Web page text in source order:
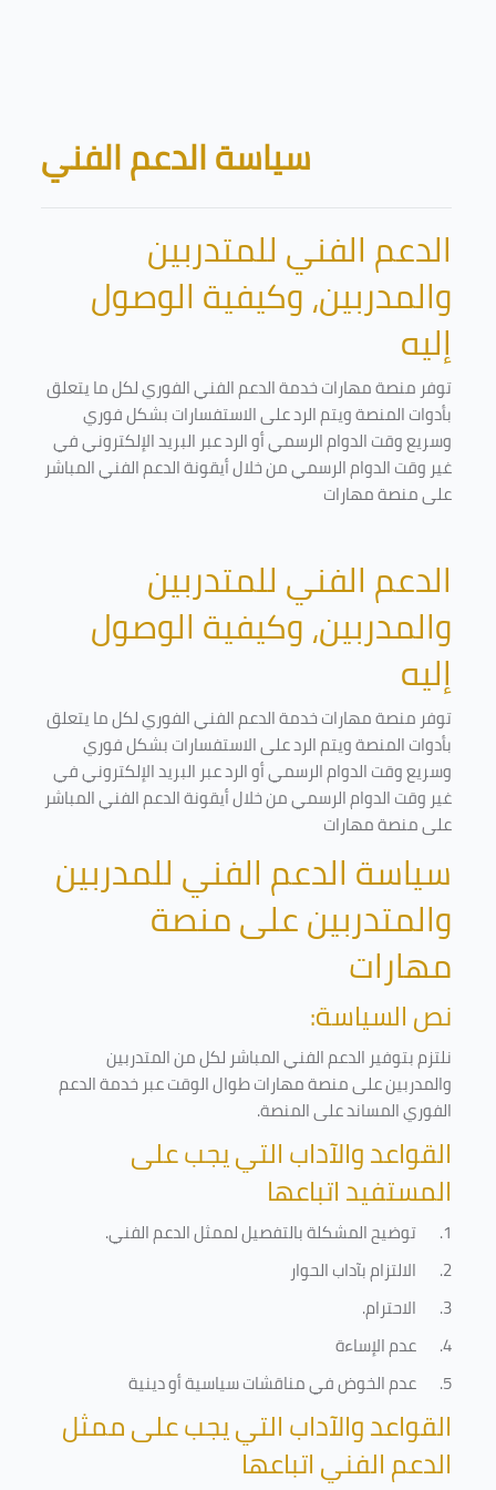
Blocks
سياسة الدعم الفني
الدعم الفني للمتدربين
والمدربين، وكيفية الوصول
إليه
توفر منصة مهارات خدمة الدعم الفني الفوري لكل ما يتعلق
بأدوات المنصة ويتم الرد على الاستفسارات بشكل فوري
وسريع وقت الدوام الرسمي أو الرد عبر البريد الإلكتروني في
غير وقت الدوام الرسمي من خلال أيقونة الدعم الفني المباشر
على منصة مهارات
الدعم الفني للمتدربين
والمدربين، وكيفية الوصول
إليه
توفر منصة مهارات خدمة الدعم الفني الفوري لكل ما يتعلق
بأدوات المنصة ويتم الرد على الاستفسارات بشكل فوري
وسريع وقت الدوام الرسمي أو الرد عبر البريد الإلكتروني في
غير وقت الدوام الرسمي من خلال أيقونة الدعم الفني المباشر
على منصة مهارات
سياسة الدعم الفني للمدربين
والمتدربين على منصة
مهارات
نص السياسة:
نلتزم بتوفير الدعم الفني المباشر لكل من المتدربين
والمدربين على منصة مهارات طوال الوقت عبر خدمة الدعم
الفوري المساند على المنصة.
القواعد والآداب التي يجب على
المستفيد اتباعها
1. توضيح المشكلة بالتفصيل لممثل الدعم الفني.
2.
الالتزام بآداب الحوار
3.
الاحترام.
4.
عدم الإساءة
5.
عدم الخوض في مناقشات سياسية أو دينية
القواعد والآداب التي يجب على ممثل
الدعم الفني اتباعها